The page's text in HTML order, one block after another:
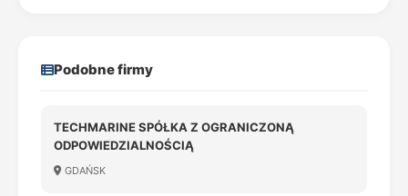
Podobne firmy
TECHMARINE SPÓŁKA Z OGRANICZONĄ
ODPOWIEDZIALNOŚCIĄ
GDAŃSK